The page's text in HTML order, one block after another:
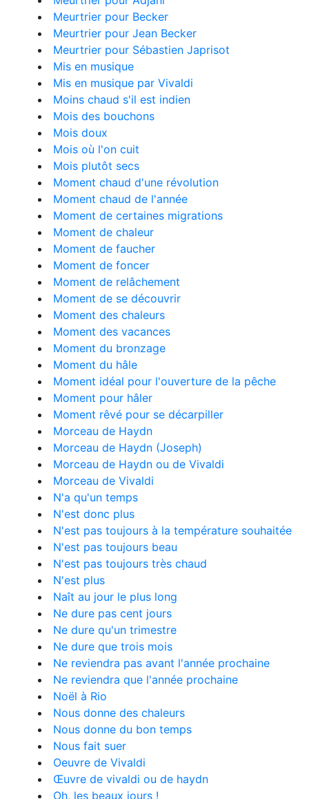
Meurtrier pour Becker
Meurtrier pour Jean Becker
Meurtrier pour Sébastien Japrisot
Mis en musique
Mis en musique par Vivaldi
Moins chaud s'il est indien
Mois des bouchons
Mois doux
Mois où l'on cuit
Mois plutôt secs
Moment chaud d'une révolution
Moment chaud de l'année
Moment de certaines migrations
Moment de chaleur
Moment de faucher
Moment de foncer
Moment de relâchement
Moment de se découvrir
Moment des chaleurs
Moment des vacances
Moment du bronzage
Moment du hâle
Moment idéal pour l'ouverture de la pêche
Moment pour hâler
Moment rêvé pour se décarpiller
Morceau de Haydn
Morceau de Haydn (Joseph)
Morceau de Haydn ou de Vivaldi
Morceau de Vivaldi
N'a qu'un temps
N'est donc plus
N'est pas toujours à la température souhaitée
N'est pas toujours beau
N'est pas toujours très chaud
N'est plus
Naît au jour le plus long
Ne dure pas cent jours
Ne dure qu'un trimestre
Ne dure que trois mois
Ne reviendra pas avant l'année prochaine
Ne reviendra que l'année prochaine
Noël à Rio
Nous donne des chaleurs
Nous donne du bon temps
Nous fait suer
Oeuvre de Vivaldi
Œuvre de vivaldi ou de haydn
Oh, les beaux jours !